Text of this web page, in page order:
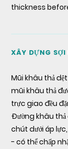
thickness
XÂY DỰNG
Mũi khâu thả
mũi khâu thả
trực giao đều
Đường khâu thả
chút dưới áp
- có thể chấp